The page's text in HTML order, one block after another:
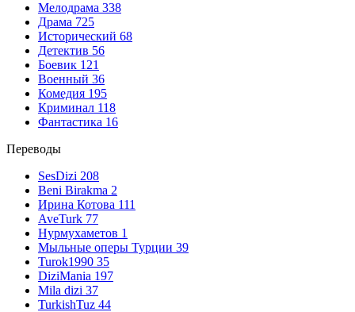
Мелодрама 338
Драма 725
Исторический 68
Детектив 56
Боевик 121
Военный 36
Комедия 195
Криминал 118
Фантастика 16
Переводы
SesDizi 208
Beni Birakma 2
Ирина Котова 111
AveTurk 77
Нурмухаметов 1
Мыльные оперы Турции 39
Turok1990 35
DiziMania 197
Mila dizi 37
TurkishTuz 44